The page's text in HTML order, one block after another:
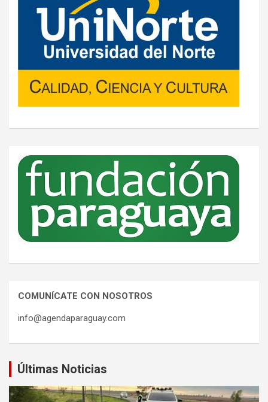
COMUNÍCATE CON NOSOTROS
info@agendaparaguay.com
Últimas Noticias